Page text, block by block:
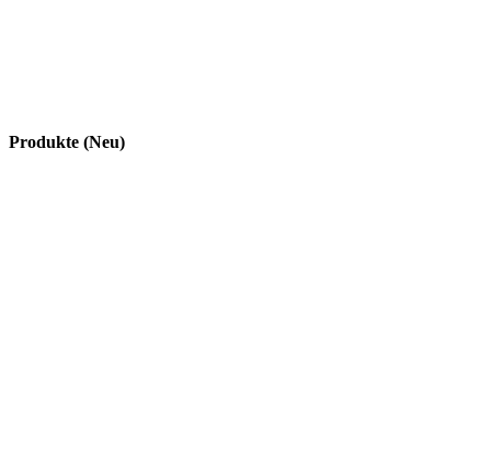
Produkte (Neu)